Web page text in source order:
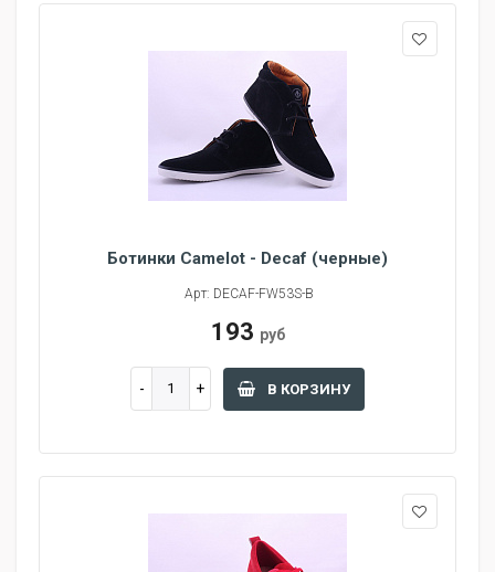
Ботинки Camelot - Decaf (черные)
Арт: DECAF-FW53S-B
193 руб
В КОРЗИНУ